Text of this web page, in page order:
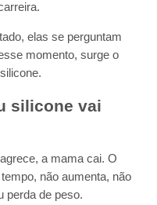
elas se perguntam
momento, surge o
silicone vai
a mama cai. O
não aumenta, não
perda de peso.